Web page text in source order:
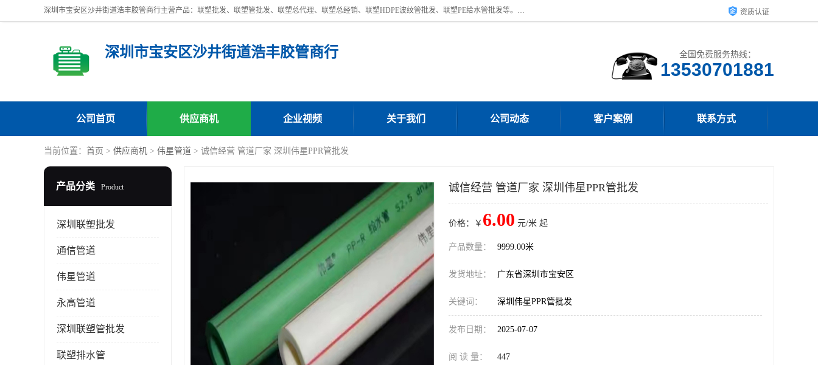
深圳市宝安区沙井街道浩丰胶管商行主营产品：联塑批发、联塑管批发、联塑总代理、联塑总经销、联塑HDPE波纹管批发、联塑PE给水管批发等。凭借服务以及多年的勤奋拼搏，发展成为一家销售各种管材管件，绝缘电工套管及配件等系列产品的贸易公司。公司秉承“顾客至上，锐意进取”的经营理念，坚持“客户至上”原则为广大客户提供的服务。欢迎惠顾！ 资质认证
深圳市宝安区沙井街道浩丰胶管商行 全国免费服务热线：
公司首页 供应商机 企业视频 关于我们 公司动态 客户案例 联系方式
当前位置： 首页 > 供应商机 > 伟星管道 > 诚信经营 管道厂家 深圳伟星PPR管批发
产品分类 Product
深圳联塑批发
通信管道
伟星管道
永高管道
深圳联塑管批发
联塑排水管
诚信经营 管道厂家 深圳伟星PPR管批发
价格：￥ 6.00 元/米 起
产品数量： 9999.00米
发货地址： 广东省深圳市宝安区
关键词： 深圳伟星PPR管批发
发布日期： 2025-07-07
阅 读 量： 447